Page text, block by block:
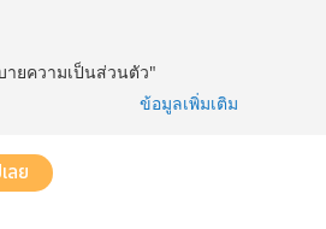
ายความเป็นส่วนตัว"
ข้อมูลเพิ่มเติม
ลย